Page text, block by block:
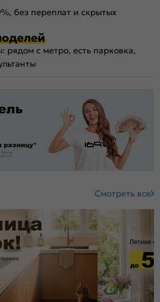
без переплат и скрытых
с метро, есть парковка,
Смотреть все